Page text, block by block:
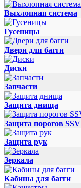
Выхлопная система
Гусеницы
Двери для багги
Диски
Запчасти
Защита днища
Защита порогов SSV
Защита рук
Зеркала
Кабины для багги